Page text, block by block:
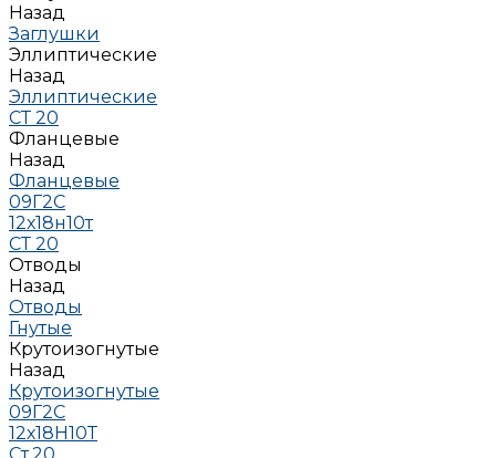
Назад
Заглушки
Эллиптические
Назад
Эллиптические
СТ 20
Фланцевые
Назад
Фланцевые
09Г2С
12х18н10т
СТ 20
Отводы
Назад
Отводы
Гнутые
Крутоизогнутые
Назад
Крутоизогнутые
09Г2С
12х18Н10Т